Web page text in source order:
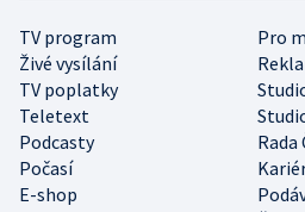
TV program
Pro
Živé vysílání
TV poplatky
Teletext
Podcasty
Rada
Počasí
E-shop